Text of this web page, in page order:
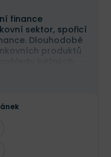
finance
sektor, spořicí
Dlouhodobě
produktů
článků pomáhá
informovanější